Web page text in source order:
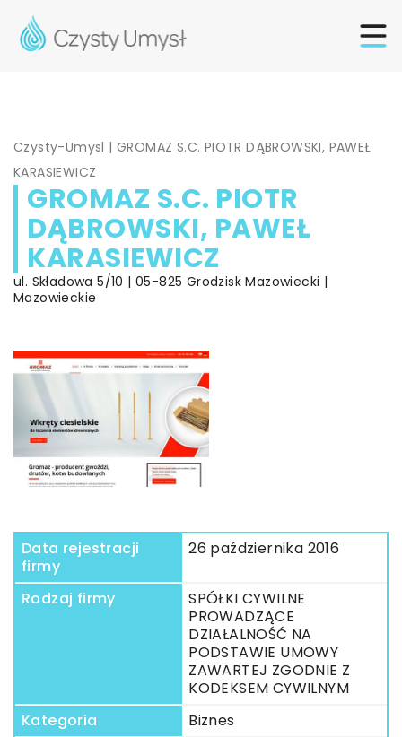
Czysty-Umysl |GROMAZ S.C. PIOTR DĄBROWSKI, PAWEŁ
KARASIEWICZ
GROMAZ S.C. PIOTR
DĄBROWSKI, PAWEŁ
KARASIEWICZ
ul. Składowa 5/10 | 05-825 Grodzisk Mazowiecki |
Mazowieckie
Data rejestracji
firmy
26 października 2016
Rodzaj firmy
SPÓŁKI CYWILNE
PROWADZĄCE
DZIAŁALNOŚĆ NA
PODSTAWIE UMOWY
ZAWARTEJ ZGODNIE Z
KODEKSEM CYWILNYM
Kategoria
Biznes